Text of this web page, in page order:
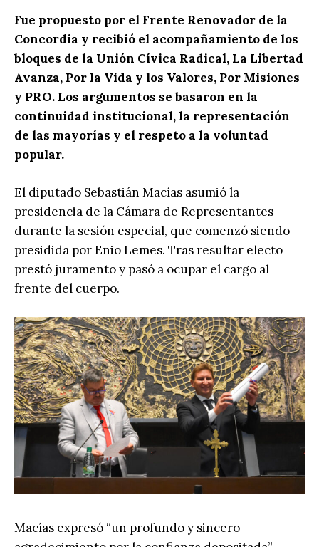
Fue propuesto por el Frente Renovador de la
Concordia y recibió el acompañamiento de los
bloques de la Unión Cívica Radical, La Libertad
Avanza, Por la Vida y los Valores, Por Misiones
y PRO. Los argumentos se basaron en la
continuidad institucional, la representación
de las mayorías y el respeto a la voluntad
popular.
El diputado Sebastián Macías asumió la
presidencia de la Cámara de Representantes
durante la sesión especial, que comenzó siendo
presidida por Enio Lemes. Tras resultar electo
prestó juramento y pasó a ocupar el cargo al
frente del cuerpo.
Macías expresó “un profundo y sincero